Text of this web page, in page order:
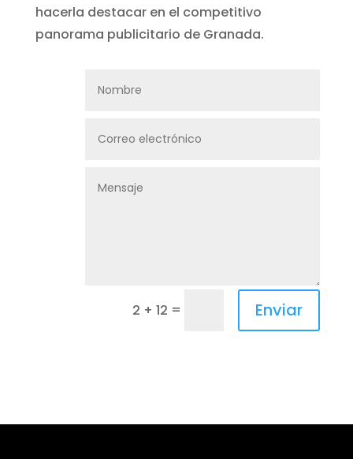
hacerla destacar en el competitivo
panorama publicitario de Granada.
2 + 12 = Enviar